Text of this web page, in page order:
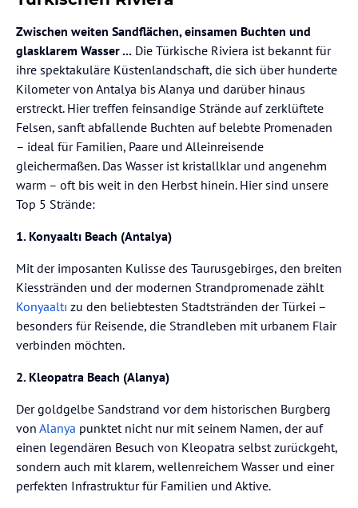
Zwischen weiten Sandflächen, einsamen Buchten und
glasklarem Wasser ... Die Türkische Riviera ist bekannt für
ihre spektakuläre Küstenlandschaft, die sich über hunderte
Kilometer von Antalya bis Alanya und darüber hinaus
erstreckt. Hier treffen feinsandige Strände auf zerklüftete
Felsen, sanft abfallende Buchten auf belebte Promenaden
– ideal für Familien, Paare und Alleinreisende
gleichermaßen. Das Wasser ist kristallklar und angenehm
warm – oft bis weit in den Herbst hinein. Hier sind unsere
Top 5 Strände:
1. Konyaaltı Beach (Antalya)
Mit der imposanten Kulisse des Taurusgebirges, den breiten
Kiesstränden und der modernen Strandpromenade zählt
Konyaaltı zu den beliebtesten Stadtstränden der Türkei –
besonders für Reisende, die Strandleben mit urbanem Flair
verbinden möchten.
2. Kleopatra Beach (Alanya)
Der goldgelbe Sandstrand vor dem historischen Burgberg
von Alanya punktet nicht nur mit seinem Namen, der auf
einen legendären Besuch von Kleopatra selbst zurückgeht,
sondern auch mit klarem, wellenreichem Wasser und einer
perfekten Infrastruktur für Familien und Aktive.